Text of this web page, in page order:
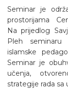
Seminar je
prostorijama
Na prijedlog
Pleh
islamske
Seminar je
učenja,
strategije rada sa